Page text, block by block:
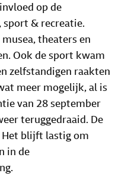
op de
& recreatie.
theaters en
Ook de sport kwam
zelfstandigen raakten
meer mogelijk, al is
van 28 september
teruggedraaid. De
blijft lastig om
in de